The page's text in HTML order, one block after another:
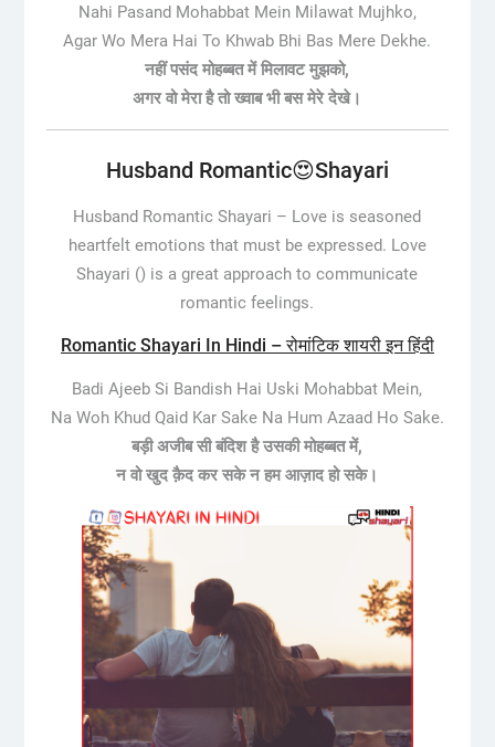
Nahi Pasand Mohabbat Mein Milawat Mujhko,
Agar Wo Mera Hai To Khwab Bhi Bas Mere Dekhe.
नहीं पसंद मोहब्बत में मिलावट मुझको,
अगर वो मेरा है तो ख्वाब भी बस मेरे देखे।
Husband Romantic😍Shayari
Husband Romantic Shayari – Love is seasoned
heartfelt emotions that must be expressed. Love
Shayari () is a great approach to communicate
romantic feelings.
Romantic Shayari In Hindi – रोमांटिक शायरी इन हिंदी
Badi Ajeeb Si Bandish Hai Uski Mohabbat Mein,
Na Woh Khud Qaid Kar Sake Na Hum Azaad Ho Sake.
बड़ी अजीब सी बंदिश है उसकी मोहब्बत में,
न वो खुद क़ैद कर सके न हम आज़ाद हो सके।